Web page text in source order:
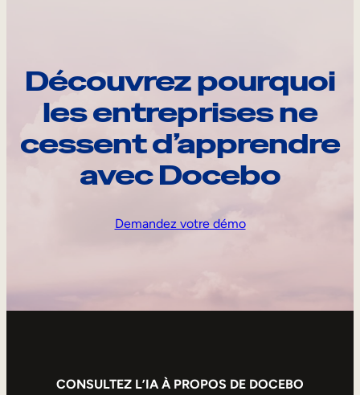
Découvrez pourquoi
les entreprises ne
cessent d’apprendre
avec Docebo
Demandez votre démo
CONSULTEZ L’IA À PROPOS DE DOCEBO